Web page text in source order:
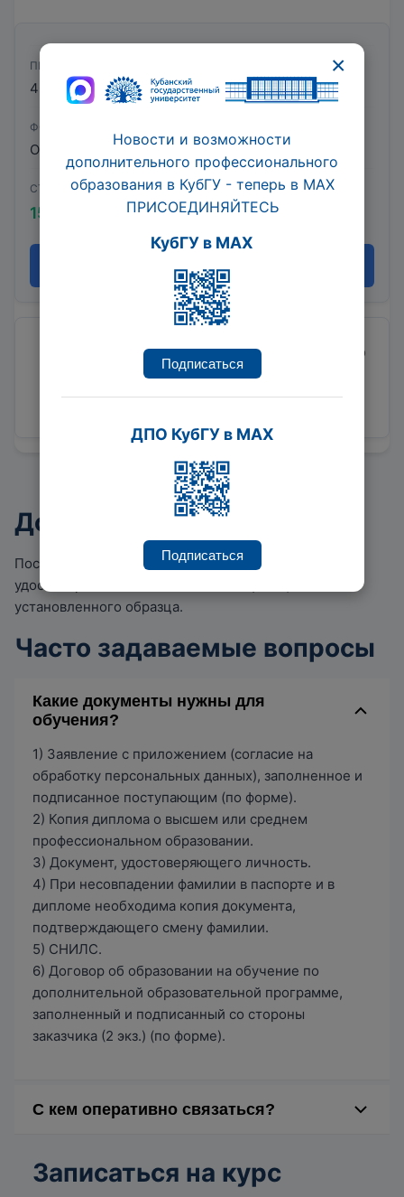
ПРОДОЛЖИТЕЛЬНОСТЬ
40 час.
ФОРМА ОБУЧЕНИЯ
Очная
СТОИМОСТЬ
15 000 ₽
Записаться
Ведется набор на обучение. Начало обучения по
мере комплектования группы.
Документ об окончании
После успешного завершения курса вы получите
удостоверение о повышении квалификации
установленного образца.
Часто задаваемые вопросы
Какие документы нужны для
обучения?
1) Заявление с приложением (согласие на
обработку персональных данных), заполненное и
подписанное поступающим (по форме).
2) Копия диплома о высшем или среднем
профессиональном образовании.
3) Документ, удостоверяющего личность.
4) При несовпадении фамилии в паспорте и в
дипломе необходима копия документа,
подтверждающего смену фамилии.
5) СНИЛС.
6) Договор об образовании на обучение по
дополнительной образовательной программе,
заполненный и подписанный со стороны
заказчика (2 экз.) (по форме).
С кем оперативно связаться?
преподаватель кафедры зоологии КубГУ (тел.: +7
918 480-20-20, электронная почта:
Записаться на курс
×
Новости и возможности
дополнительного профессионального
образования в КубГУ - теперь в МАХ
ПРИСОЕДИНЯЙТЕСЬ
КубГУ в MAX
Подписаться
ДПО КубГУ в MAX
Подписаться